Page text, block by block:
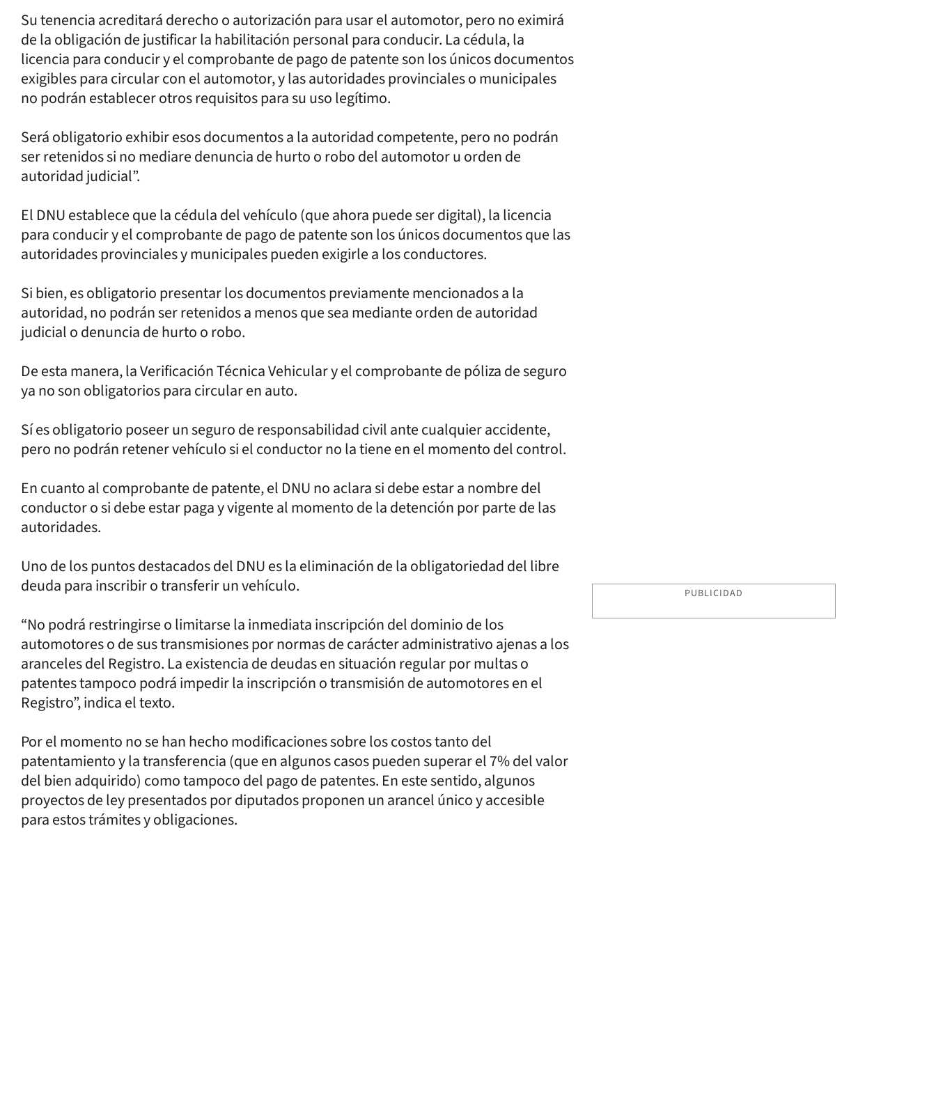
Su tenencia acreditará derecho o autorización para usar el automotor, pero no eximirá
de la obligación de justificar la habilitación personal para conducir. La cédula, la
licencia para conducir y el comprobante de pago de patente son los únicos documentos
exigibles para circular con el automotor, y las autoridades provinciales o municipales
no podrán establecer otros requisitos para su uso legítimo.
Será obligatorio exhibir esos documentos a la autoridad competente, pero no podrán
ser retenidos si no mediare denuncia de hurto o robo del automotor u orden de
autoridad judicial”.
El DNU establece que la cédula del vehículo (que ahora puede ser digital), la licencia
para conducir y el comprobante de pago de patente son los únicos documentos que las
autoridades provinciales y municipales pueden exigirle a los conductores.
Si bien, es obligatorio presentar los documentos previamente mencionados a la
autoridad, no podrán ser retenidos a menos que sea mediante orden de autoridad
judicial o denuncia de hurto o robo.
De esta manera, la Verificación Técnica Vehicular y el comprobante de póliza de seguro
ya no son obligatorios para circular en auto.
Sí es obligatorio poseer un seguro de responsabilidad civil ante cualquier accidente,
pero no podrán retener vehículo si el conductor no la tiene en el momento del control.
En cuanto al comprobante de patente, el DNU no aclara si debe estar a nombre del
conductor o si debe estar paga y vigente al momento de la detención por parte de las
autoridades.
Uno de los puntos destacados del DNU es la eliminación de la obligatoriedad del libre
deuda para inscribir o transferir un vehículo.
“No podrá restringirse o limitarse la inmediata inscripción del dominio de los
automotores o de sus transmisiones por normas de carácter administrativo ajenas a los
aranceles del Registro. La existencia de deudas en situación regular por multas o
patentes tampoco podrá impedir la inscripción o transmisión de automotores en el
Registro”, indica el texto.
Por el momento no se han hecho modificaciones sobre los costos tanto del
patentamiento y la transferencia (que en algunos casos pueden superar el 7% del valor
del bien adquirido) como tampoco del pago de patentes. En este sentido, algunos
proyectos de ley presentados por diputados proponen un arancel único y accesible
para estos trámites y obligaciones.
PUBLICIDAD